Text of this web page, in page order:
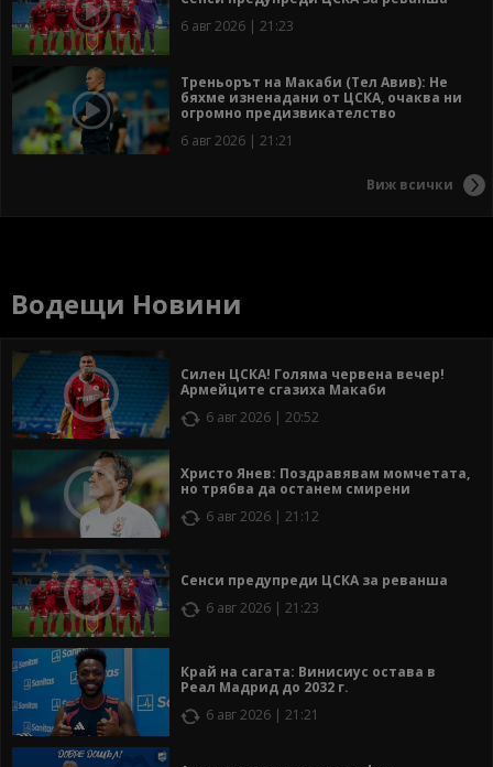
6 авг 2026 | 21:23
Треньорът на Макаби (Тел Авив): Не
бяхме изненадани от ЦСКА, очаква ни
огромно предизвикателство
6 авг 2026 | 21:21
Виж всички
Водещи Новини
Силен ЦСКА! Голяма червена вечер!
Армейците сгазиха Макаби
6 авг 2026 | 20:52
Христо Янев: Поздравявам момчетата,
но трябва да останем смирени
6 авг 2026 | 21:12
Сенси предупреди ЦСКА за реванша
6 авг 2026 | 21:23
Край на сагата: Винисиус остава в
Реал Мадрид до 2032 г.
6 авг 2026 | 21:21